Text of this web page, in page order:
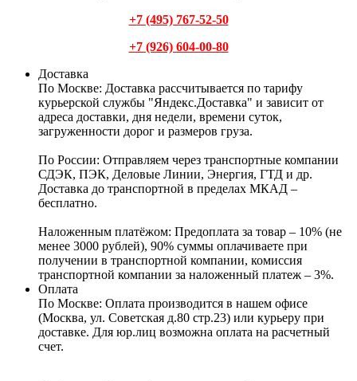
+7 (495) 767-52-50
+7 (926) 604-00-80
Доставка
По Москве: Доставка рассчитывается по тарифу
курьерской службы "Яндекс.Доставка" и зависит от
адреса доставки, дня недели, времени суток,
загруженности дорог и размеров груза.
По России: Отправляем через транспортные компании
СДЭК, ПЭК, Деловые Линии, Энергия, ГТД и др.
Доставка до транспортной в пределах МКАД –
бесплатно.
Наложенным платёжом: Предоплата за товар – 10% (не
менее 3000 рублей), 90% суммы оплачиваете при
получении в транспортной компании, комиссия
транспортной компании за наложенный платеж – 3%.
Оплата
По Москве: Оплата производится в нашем офисе
(Москва, ул. Советская д.80 стр.23) или курьеру при
доставке. Для юр.лиц возможна оплата на расчетный
счет.